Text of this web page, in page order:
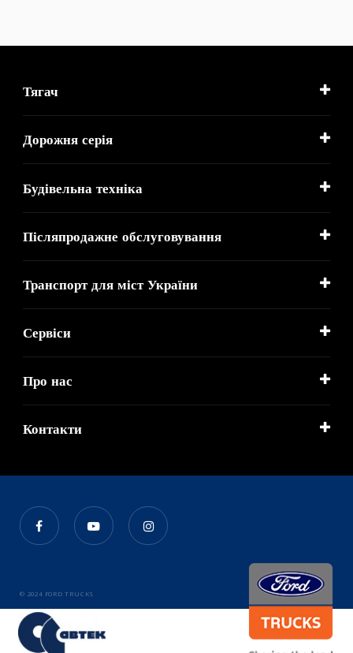
Тягач
Дорожня серія
Будівельна техніка
Післяпродажне обслуговування
Транспорт для міст України
Сервіси
Про нас
Контакти
© 2024 FORD TRUCKS